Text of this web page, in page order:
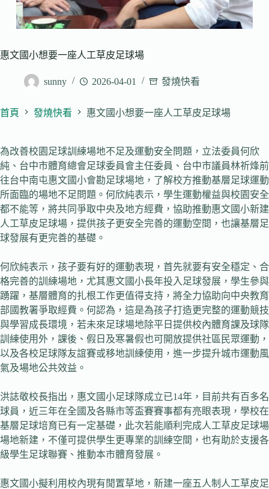
惠文國小想要一座人工草皮足球場
sunny 2026-04-01 發燒快看
首頁 發燒快看 惠文國小想要一座人工草皮足球場
為改善校園足球訓練場地不足及運動安全問題，立法委員何欣
純、台中市體育總會足球委員會主任委員、台中市議員林祈烽前
往台中南屯惠文國小會勘足球場地，了解校方推動基層足球運動
所面臨的場地不足問題。何欣純表示，學生運動權益與校園安全
都不能等，將共同爭取中央及地方經費，協助推動惠文國小新建
人工草皮足球場，提供孩子更安全完善的運動空間，也讓基層足
球發展有更完善的基礎。
何欣純表示，孩子要有好的運動表現，首先就要有安全穩定、合
格完善的訓練場地，尤其惠文國小長年投入足球發展，學生參與
踴躍，基層體育的扎根工作更值得支持，將全力協助向中央教育
部國教署爭取經費。何認為，這是為孩子打造更完整的運動競技
與學習成長環境，若未來足球場地除平日提供校內體育課及球隊
訓練使用外，課後、假日及寒暑假也可開放提供社區民眾運動，
以及各校足球隊友誼賽或移地訓練使用，進一步提升城市運動風
氣及場地公共效益。
洪誌敬校長指出，惠文國小足球隊成立已14年，目前共有百多名
球員，近三年在全國及各縣市等盃賽賽事都有亮眼表現，學校在
基層足球培育已有一定基礎，此次若能順利完成人工草皮足球場
場地新建，不僅可提供學生更專業的訓練空間，也有助於支援各
級學生足球聯賽、推動本市體育發展。
惠文國小擬利用校內現有閒置草地，新建一座五人制人工草皮足